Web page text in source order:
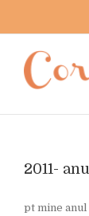
2011-
pt mine anul